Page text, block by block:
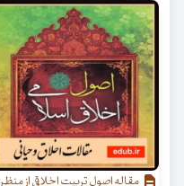
مقاله اصول تربیت اخلاقی از منظر